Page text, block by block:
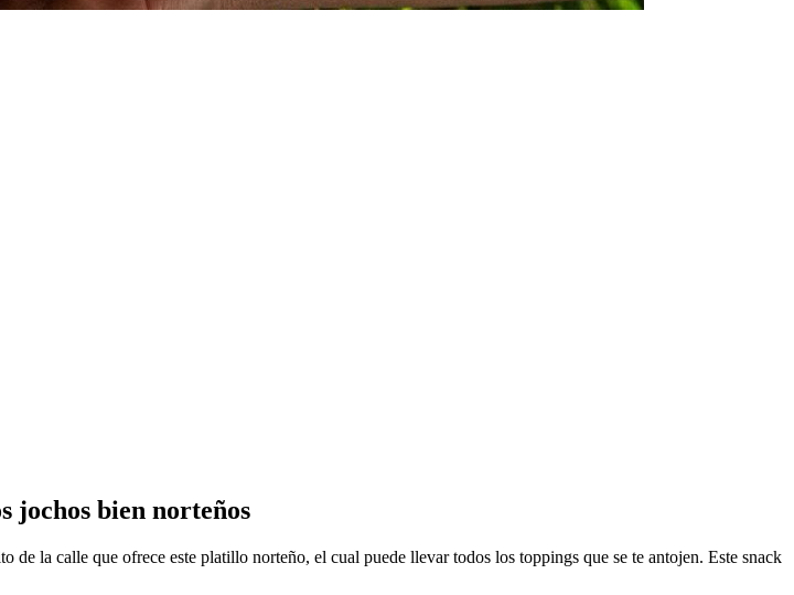
jochos bien norteños
la calle que ofrece este platillo norteño, el cual puede llevar todos los toppings que se te antojen. Este snack